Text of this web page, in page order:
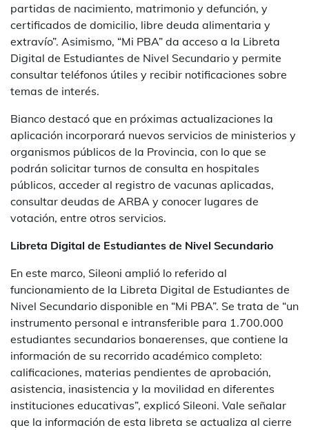
partidas de nacimiento, matrimonio y defunción, y
certificados de domicilio, libre deuda alimentaria y
extravío”. Asimismo, “Mi PBA” da acceso a la Libreta
Digital de Estudiantes de Nivel Secundario y permite
consultar teléfonos útiles y recibir notificaciones sobre
temas de interés.
Bianco destacó que en próximas actualizaciones la
aplicación incorporará nuevos servicios de ministerios y
organismos públicos de la Provincia, con lo que se
podrán solicitar turnos de consulta en hospitales
públicos, acceder al registro de vacunas aplicadas,
consultar deudas de ARBA y conocer lugares de
votación, entre otros servicios.
Libreta Digital de Estudiantes de Nivel Secundario
En este marco, Sileoni amplió lo referido al
funcionamiento de la Libreta Digital de Estudiantes de
Nivel Secundario disponible en “Mi PBA”. Se trata de “un
instrumento personal e intransferible para 1.700.000
estudiantes secundarios bonaerenses, que contiene la
información de su recorrido académico completo:
calificaciones, materias pendientes de aprobación,
asistencia, inasistencia y la movilidad en diferentes
instituciones educativas”, explicó Sileoni. Vale señalar
que la información de esta libreta se actualiza al cierre